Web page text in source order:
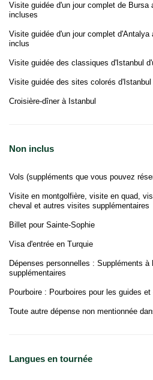
Visite guidée d'un jour complet de Bursa
incluses
Visite guidée d'un jour complet
inclus
Visite guidée des classiques d'Istanbul
Visite guidée des sites colorés
Croisière-dîner à Istanbul
Non inclus
Vols (suppléments que vous pouvez
Visite en montgolfière, visite en quad,
cheval et autres visites supplémentaires
Billet pour Sainte-Sophie
Visa d'entrée en Turquie
Dépenses personnelles : Suppléments à
supplémentaires
Pourboire : Pourboires pour les guides et
Toute autre dépense non mentionnée
Langues en tournée